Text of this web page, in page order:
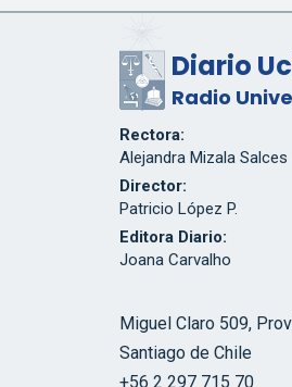
Diario
Radio
Rectora:
Alejandra Mizala Salces
Director:
Patricio López P.
Editora Diario:
Joana Carvalho
Miguel Claro 509,
Santiago de Chile
+56 2 297 715 70